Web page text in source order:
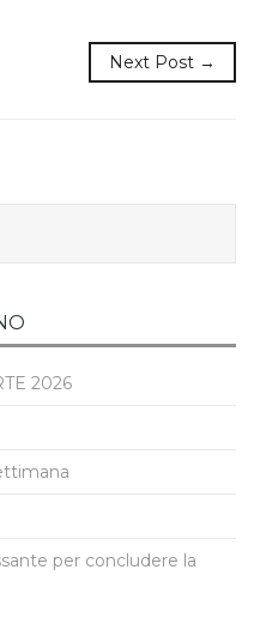
Next Post →
2026
per concludere la